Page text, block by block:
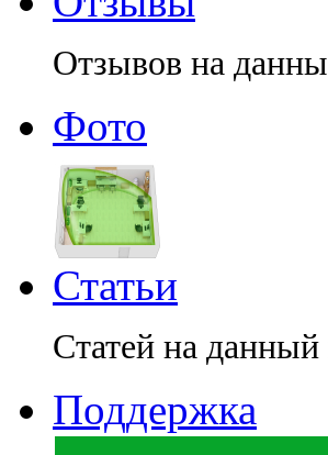
Отзывов на
Фото
Статьи
Статей на
Поддержка